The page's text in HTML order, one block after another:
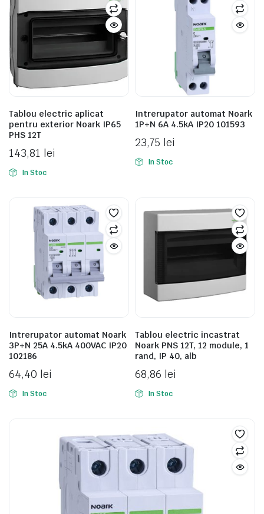
Tablou electric aplicat
pentru exterior Noark IP65
PHS 12T
143,81 lei
In Stoc
Intrerupator automat Noark
1P+N 6A 4.5kA IP20 101593
23,75 lei
In Stoc
Intrerupator automat Noark
3P+N 25A 4.5kA 400VAC IP20
102186
64,40 lei
In Stoc
Tablou electric incastrat
Noark PNS 12T, 12 module, 1
rand, IP 40, alb
68,86 lei
In Stoc